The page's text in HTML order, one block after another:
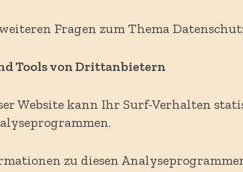
Fragen zum Thema
Tools von Dritt­anbietern
Website kann Ihr Surf-Verhalten
zu diesen